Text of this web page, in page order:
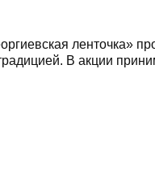
ленточка»
В акции